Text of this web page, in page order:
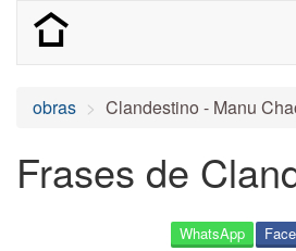
obras Clandestino - Manu
Frases de
WhatsApp